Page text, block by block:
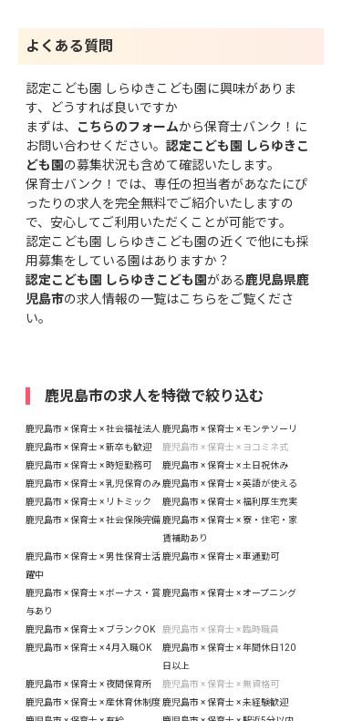
よくある質問
認定こども園 しらゆきこども園に興味がありま
す、どうすれば良いですか
まずは、
こちらのフォームから保育士バンク！に
お問い合わせください。 認定こども園 しらゆきこ
ども園の募集状況も含めて確認いたします。
保育士バンク！では、専任の担当者があなたにぴ
ったりの求人を完全無料でご紹介いたしますの
で、安心してご利用いただくことが可能です。
認定こども園 しらゆきこども園の近くで他にも採
用募集をしている園はありますか？
認定こども園 しらゆきこども園がある鹿児島県鹿
児島市の求人情報の一覧はこちらをご覧くださ
い。
鹿児島市の求人を特徴で絞り込む
鹿児島市 × 保育士 × 社会福祉法人 鹿児島市 × 保育士 × モンテソーリ
鹿児島市 × 保育士 × 新卒も歓迎
鹿児島市 × 保育士 × ヨコミネ式
鹿児島市 × 保育士 × 時短勤務可
鹿児島市 × 保育士 × 土日祝休み
鹿児島市 × 保育士 × 乳児保育のみ鹿児島市 × 保育士 × 英語が使える
鹿児島市 × 保育士 × リトミック
鹿児島市 × 保育士 × 福利厚生充実
鹿児島市 × 保育士 × 社会保険完備鹿児島市 × 保育士 × 寮・住宅・家
賃補助あり
鹿児島市 × 保育士 × 男性保育士活
躍中
鹿児島市 × 保育士 × 車通勤可
鹿児島市 × 保育士 × ボーナス・賞
与あり
鹿児島市 × 保育士 × オープニング
鹿児島市 × 保育士 × ブランクOK
鹿児島市 × 保育士 × 臨時職員
鹿児島市 × 保育士 × 4月入職OK
鹿児島市 × 保育士 × 年間休日120
日以上
鹿児島市 × 保育士 × 夜間保育所
鹿児島市 × 保育士 × 無資格可
鹿児島市 × 保育士 × 産休育休制度鹿児島市 × 保育士 × 未経験歓迎